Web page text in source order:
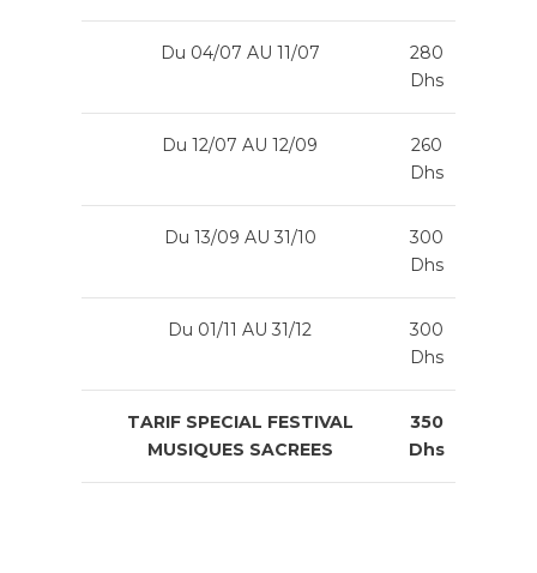
Du 04/07 AU 11/07
280
Dhs
Du 12/07 AU 12/09
260
Dhs
Du 13/09 AU 31/10
300
Dhs
Du 01/11 AU 31/12
300
Dhs
TARIF SPECIAL FESTIVAL
MUSIQUES SACREES
350
Dhs